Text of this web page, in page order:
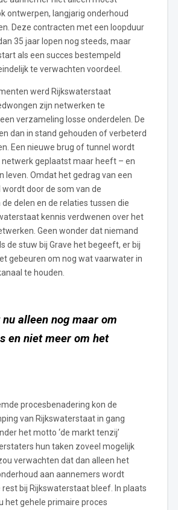
ontwerpen, langjarig onderhoud
Deze contracten met een loopduur
35 jaar lopen nog steeds, maar
als een succes bestempeld
te verwachten voordeel.
werd Rijkswaterstaat
zijn netwerken te
verzameling losse onderdelen. De
dan in stand gehouden of verbeterd
Een nieuwe brug of tunnel wordt
netwerk geplaatst maar heeft – en
leven. Omdat het gedrag van een
door de som van de
delen en de relaties tussen die
kennis verdwenen over het
Geen wonder dat niemand
de stuw bij Grave het begeeft, er bij
gebeuren om nog wat vaarwater in
te houden.
nu alleen nog maar om
en niet meer om het
procesbenadering kon de
van Rijkswaterstaat in gang
het motto ‘de markt tenzij’
hun taken zoveel mogelijk
verwachten dat dan alleen het
aan aannemers wordt
bij Rijkswaterstaat bleef. In plaats
het gehele primaire proces